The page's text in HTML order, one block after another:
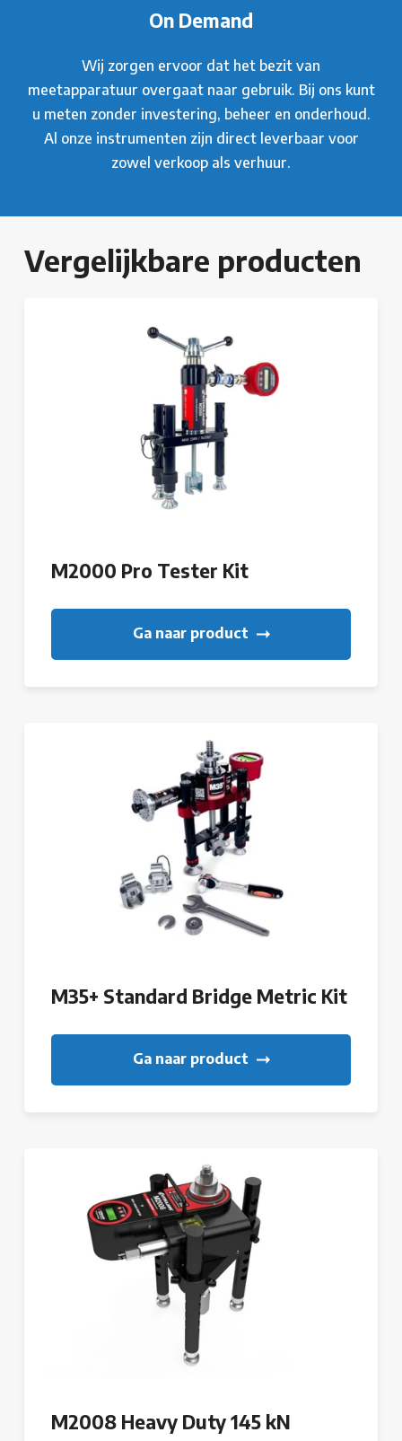
On Demand
Wij zorgen ervoor dat het bezit van
meetapparatuur overgaat naar gebruik. Bij ons kunt
u meten zonder investering, beheer en onderhoud.
Al onze instrumenten zijn direct leverbaar voor
zowel verkoop als verhuur.
Vergelijkbare producten
M2000 Pro Tester Kit
Ga naar product
M35+ Standard Bridge Metric Kit
Ga naar product
M2008 Heavy Duty 145 kN